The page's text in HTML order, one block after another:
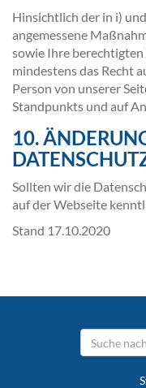
Hinsichtlich der in i)
angemessene
sowie Ihre
mindestens das Recht
Person von unserer
Standpunkts und auf
10.
Sollten wir die
auf der Webseite
Stand 17.10.2020